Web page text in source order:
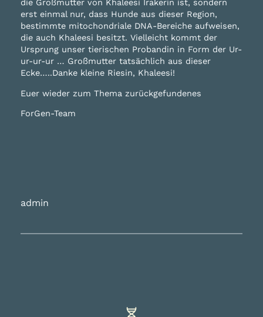
die Großmutter von Khaleesi Irakerin ist, sondern
erst einmal nur, dass Hunde aus dieser Region,
bestimmte mitochondriale DNA-Bereiche aufweisen,
die auch Khaleesi besitzt. Vielleicht kommt der
Ursprung unser tierischen Probandin in Form der Ur-
ur-ur-ur … Großmutter tatsächlich aus dieser
Ecke…..Danke kleine Riesin, Khaleesi!
Euer wieder zum Thema zurückgefundenes
ForGen-Team
admin